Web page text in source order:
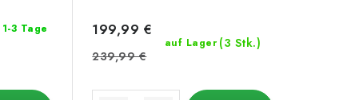
3 Tage
auf Lager (3 Stk.)
199,99 €
239,99 €